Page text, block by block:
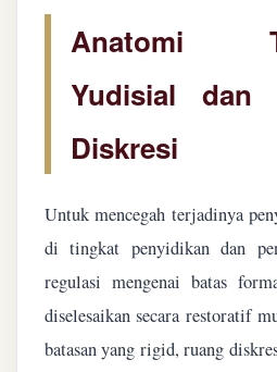
Anatomi
Yudisial dan
Diskresi
Untuk mencegah terjadinya
di tingkat penyidikan dan
regulasi mengenai batas
diselesaikan secara restoratif
batasan yang rigid, ruang